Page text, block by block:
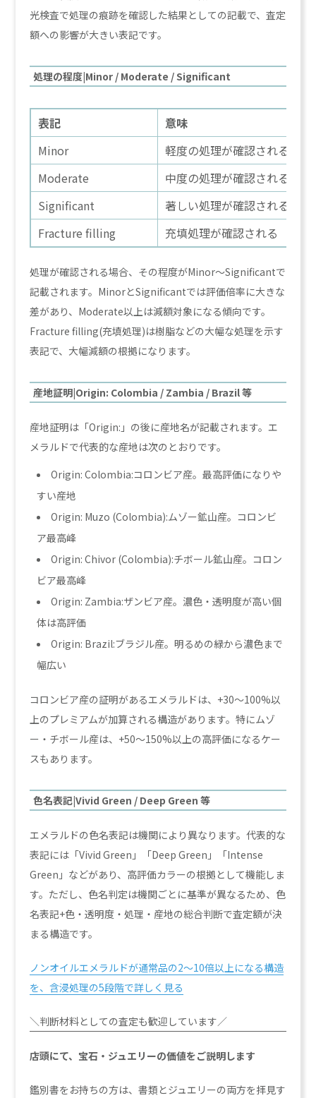
光検査で処理の痕跡を確認した結果としての記載で、査定
額への影響が大きい表記です。
処理の程度|Minor / Moderate / Significant
表記
意味
Minor
軽度の処理が確認される
Moderate
中度の処理が確認される
Significant
著しい処理が確認される
Fracture filling
充填処理が確認される
処理が確認される場合、その程度がMinor〜Significantで
記載されます。MinorとSignificantでは評価倍率に大きな
差があり、Moderate以上は減額対象になる傾向です。
Fracture filling(充填処理)は樹脂などの大幅な処理を示す
表記で、大幅減額の根拠になります。
産地証明|Origin: Colombia / Zambia / Brazil 等
産地証明は「Origin:」の後に産地名が記載されます。エ
メラルドで代表的な産地は次のとおりです。
Origin: Colombia:コロンビア産。最高評価になりや
すい産地
Origin: Muzo (Colombia):ムゾー鉱山産。コロンビ
ア最高峰
Origin: Chivor (Colombia):チボール鉱山産。コロン
ビア最高峰
Origin: Zambia:ザンビア産。濃色・透明度が高い個
体は高評価
Origin: Brazil:ブラジル産。明るめの緑から濃色まで
幅広い
コロンビア産の証明があるエメラルドは、+30〜100%以
上のプレミアムが加算される構造があります。特にムゾ
ー・チボール産は、+50〜150%以上の高評価になるケー
スもあります。
色名表記|Vivid Green / Deep Green 等
エメラルドの色名表記は機関により異なります。代表的な
表記には「Vivid Green」「Deep Green」「Intense
Green」などがあり、高評価カラーの根拠として機能しま
す。ただし、色名判定は機関ごとに基準が異なるため、色
名表記+色・透明度・処理・産地の総合判断で査定額が決
まる構造です。
ノンオイルエメラルドが通常品の2〜10倍以上になる構造
を、含浸処理の5段階で詳しく見る
＼判断材料としての査定も歓迎しています／
店頭にて、宝石・ジュエリーの価値をご説明します
鑑別書をお持ちの方は、書類とジュエリーの両方を拝見す